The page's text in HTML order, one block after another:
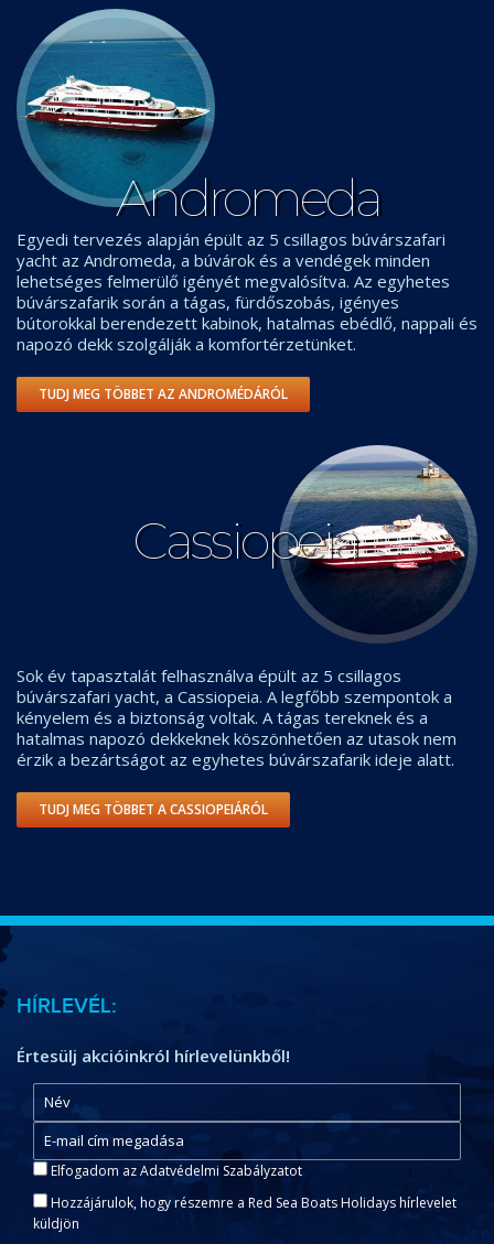
Andromeda
Egyedi tervezés alapján épült az 5 csillagos búvárszafari
yacht az Andromeda, a búvárok és a vendégek minden
lehetséges felmerülő igényét megvalósítva. Az egyhetes
búvárszafarik során a tágas, fürdőszobás, igényes
bútorokkal berendezett kabinok, hatalmas ebédlő, nappali és
napozó dekk szolgálják a komfortérzetünket.
TUDJ MEG TÖBBET AZ ANDROMÉDÁRÓL
Cassiopeia
Sok év tapasztalát felhasználva épült az 5 csillagos
búvárszafari yacht, a Cassiopeia. A legfőbb szempontok a
kényelem és a biztonság voltak. A tágas tereknek és a
hatalmas napozó dekkeknek köszönhetően az utasok nem
érzik a bezártságot az egyhetes búvárszafarik ideje alatt.
TUDJ MEG TÖBBET A CASSIOPEIÁRÓL
HÍRLEVÉL:
Értesülj akcióinkról hírlevelünkből!
Elfogadom az Adatvédelmi Szabályzatot
Hozzájárulok, hogy részemre a Red Sea Boats Holidays hírlevelet
küldjön